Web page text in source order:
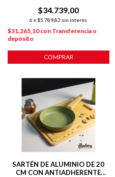
$34.739,00
6 x $5.789,83 sin interés
$31.265,10con Transferencia o
depósito
COMPRAR
SARTÉN DE ALUMINIO DE 20
CM CON ANTIADHERENTE